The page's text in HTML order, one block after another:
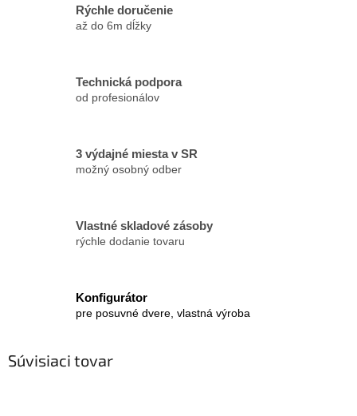
Rýchle doručenie
až do 6m dĺžky
Technická podpora
od profesionálov
3 výdajné miesta v SR
možný osobný odber
Vlastné skladové zásoby
rýchle dodanie tovaru
Konfigurátor
pre posuvné dvere, vlastná výroba
Súvisiaci tovar